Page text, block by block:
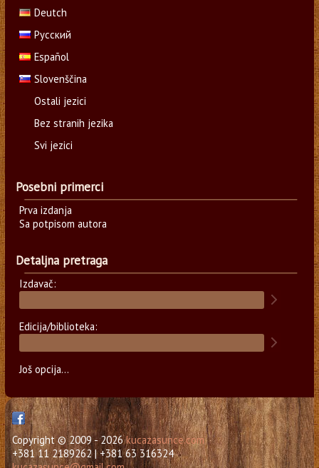
Deutch
Русский
Español
Slovenščina
Ostali jezici
Bez stranih jezika
Svi jezici
Posebni primerci
Prva izdanja
Sa potpisom autora
Detaljna pretraga
Izdavač:
Edicija/biblioteka:
Još opcija...
Copyright © 2009 - 2026kucazasunce.com
+381 11 2189262 | +381 63 316324